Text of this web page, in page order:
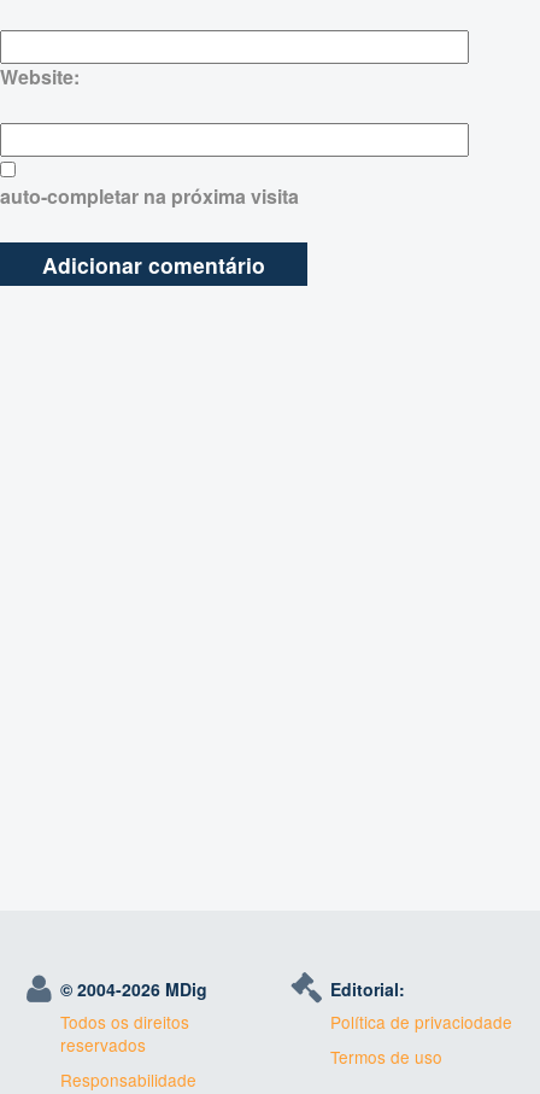
Website:
auto-completar na próxima visita
© 2004-2026 MDig
Todos os direitos
reservados
Responsabilidade
Editorial:
Política de privaciodade
Termos de uso